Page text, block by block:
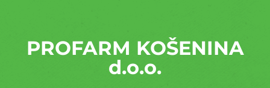
PROFARM KOŠENINA
d.o.o.